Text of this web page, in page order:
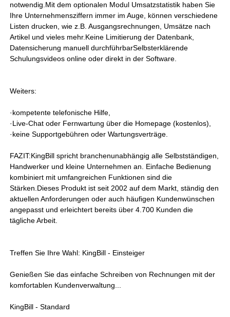
notwendig.Mit dem optionalen Modul Umsatzstatistik haben Sie
Ihre Unternehmensziffern immer im Auge, können verschiedene
Listen drucken, wie z.B. Ausgangsrechnungen, Umsätze nach
Artikel und vieles mehr.Keine Limitierung der Datenbank,
Datensicherung manuell durchführbarSelbsterklärende
Schulungsvideos online oder direkt in der Software.
Weiters:
·kompetente telefonische Hilfe,
·Live-Chat oder Fernwartung über die Homepage (kostenlos),
·keine Supportgebühren oder Wartungsverträge.
FAZIT:KingBill spricht branchenunabhängig alle Selbstständigen,
Handwerker und kleine Unternehmen an. Einfache Bedienung
kombiniert mit umfangreichen Funktionen sind die
Stärken.Dieses Produkt ist seit 2002 auf dem Markt, ständig den
aktuellen Anforderungen oder auch häufigen Kundenwünschen
angepasst und erleichtert bereits über 4.700 Kunden die
tägliche Arbeit.
Treffen Sie Ihre Wahl: KingBill - Einsteiger
Genießen Sie das einfache Schreiben von Rechnungen mit der
komfortablen Kundenverwaltung...
KingBill - Standard